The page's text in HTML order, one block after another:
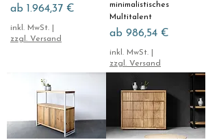
ab 1.964,37 €
Sale-Preis
inkl. MwSt.
zzgl. Versand
minimalistisches
Multitalent
ab 986,54 €
Sale-Preis
inkl. MwSt.
zzgl. Versand